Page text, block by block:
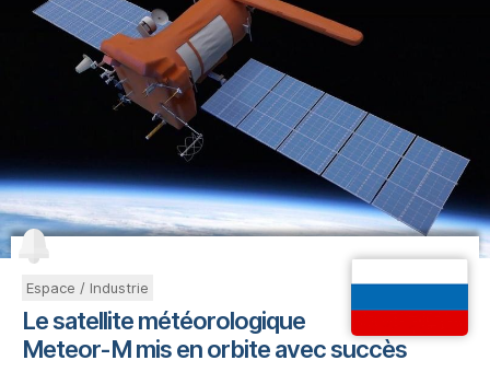
Espace / Industrie
Le satellite météorologique
Meteor-M mis en orbite avec succès